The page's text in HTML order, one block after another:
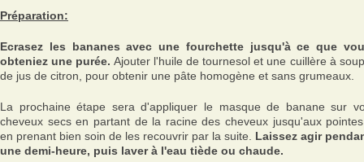
Préparation:
Ecrasez les bananes avec une fourchette jusqu'à ce que
obteniez une purée. Ajouter l'huile de tournesol et une cuillère à
de jus de citron, pour obtenir une pâte homogène et sans grumeaux.
La prochaine étape sera d'appliquer le masque de banane sur
cheveux secs en partant de la racine des cheveux jusqu'aux
en prenant bien soin de les recouvrir par la suite. Laissez agir
une demi-heure, puis laver à l'eau tiède ou chaude.